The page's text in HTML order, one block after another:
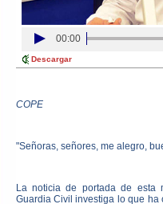
00:00
Descargar
COPE
"Señoras, señores, me alegro,
La noticia de portada de esta
Guardia Civil investiga lo que ha